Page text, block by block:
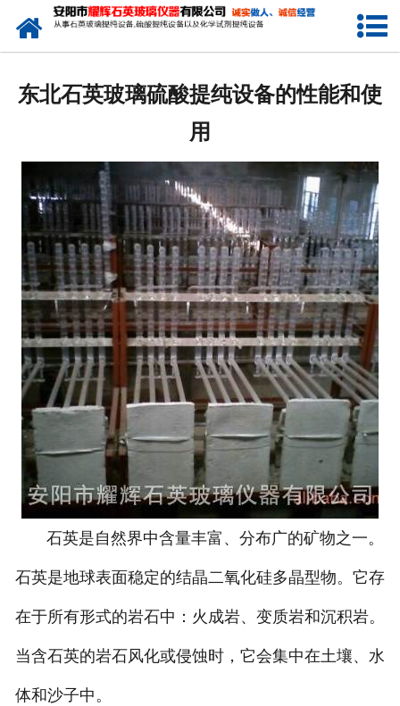
网站首页
产品中心
生产设备
工程业绩
发货展示
联系我们
东北石英玻璃硫酸提纯设备的性能和使
用
石英是自然界中含量丰富、分布广的矿物之一。
石英是地球表面稳定的结晶二氧化硅多晶型物。它存
在于所有形式的岩石中：火成岩、变质岩和沉积岩。
当含石英的岩石风化或侵蚀时，它会集中在土壤、水
体和沙子中。